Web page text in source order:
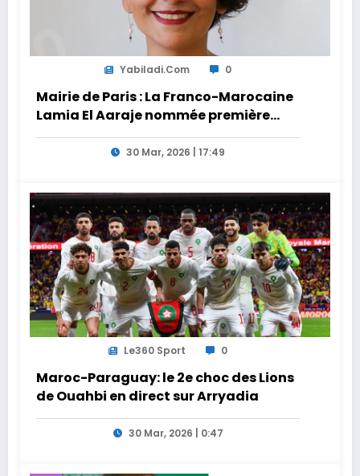
Yabiladi.com 0
Mairie de Paris : La Franco-Marocaine
Lamia El Aaraje nommée première
adjointe
30 Mar, 2026 | 17:49
Le360 Sport 0
Maroc-Paraguay: le 2e choc des Lions
de Ouahbi en direct sur Arryadia
30 Mar, 2026 | 0:47